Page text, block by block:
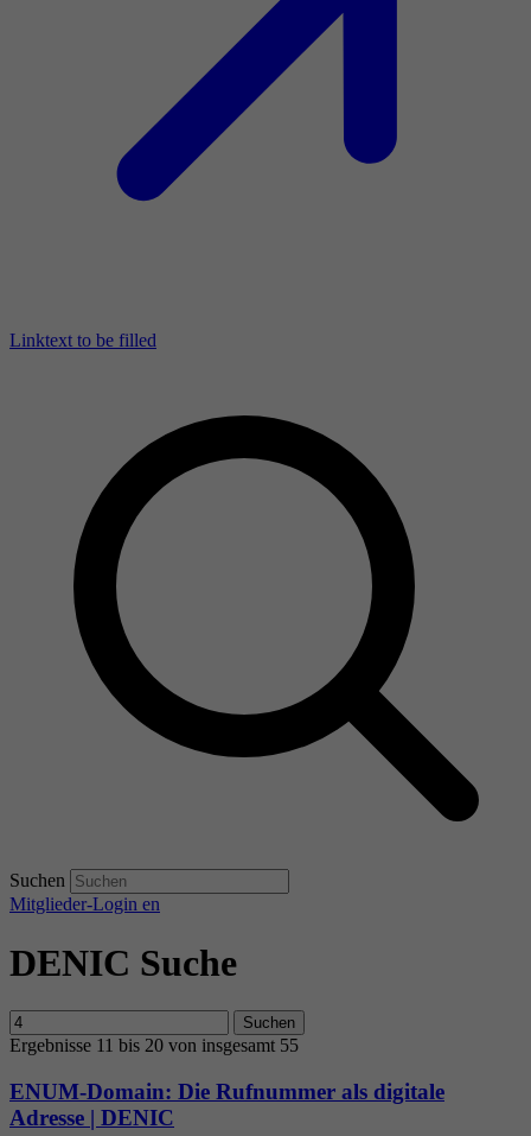
Linktext to be filled
Suchen
Mitglieder-Login en
DENIC Suche
Suchen
Ergebnisse 11 bis 20 von insgesamt 55
ENUM-Domain: Die Rufnummer als digitale
Adresse | DENIC